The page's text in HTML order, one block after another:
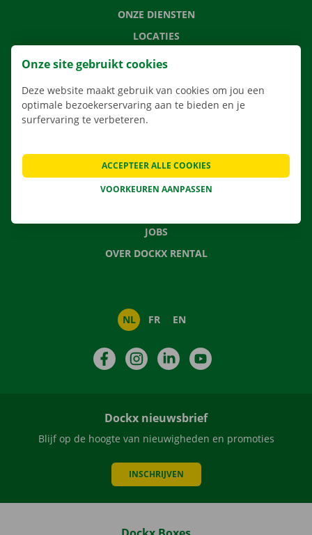
ONZE DIENSTEN
LOCATIES
APP
VEELGESTELDE VRAGEN
NIEUWS
JOBS
OVER DOCKX RENTAL
NL FR EN
FacebookInstagramLinkedIn
Dockx nieuwsbrief
Blijf op de hoogte van nieuwigheden en promoties
INSCHRIJVEN
Onze site gebruikt cookies
Deze website maakt gebruik van cookies om jou een
optimale bezoekerservaring aan te bieden en je
surfervaring te verbeteren.
VOORKEUREN AANPASSEN
ACCEPTEER ALLE COOKIES